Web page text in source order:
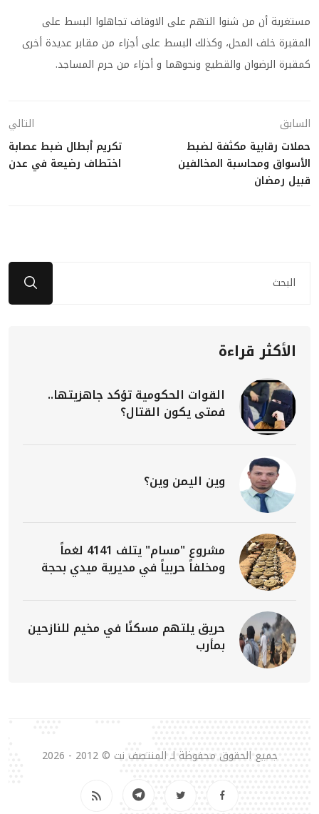
مستغرية أن من شنوا التهم على الاوقاف تجاهلوا البسط على
المقبرة خلف المحل، وكذلك البسط على أجزاء من مقابر عديدة أخرى
كمقبرة الرضوان والقطيع ونحوهما و أجزاء من حرم المساجد.
السابق
حملات رقابية مكثفة لضبط
الأسواق ومحاسبة المخالفين
قبيل رمضان
التالي
تكريم أبطال ضبط عصابة
اختطاف رضيعة في عدن
الأكثر قراءة
القوات الحكومية تؤكد جاهزيتها..
فمتى يكون القتال؟
وين اليمن وين؟
مشروع "مسام" يتلف 4141 لغماً
ومخلفاً حربياً في مديرية ميدي بحجة
حريق يلتهم مسكنًا في مخيم للنازحين
بمأرب
جميع الحقوق محفوظة لـ المنتصف نت © 2012 - 2026